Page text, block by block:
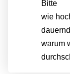
Bitte
wie
warum